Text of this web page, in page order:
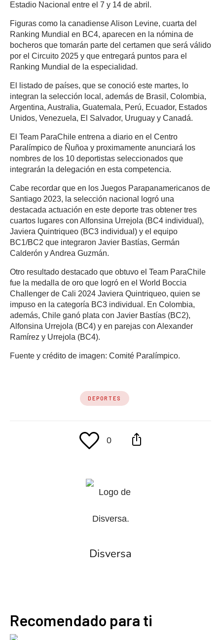
Estadio Nacional entre el 7 y 14 de abril.
Figuras como la canadiense Alison Levine, cuarta del
Ranking Mundial en BC4, aparecen en la nómina de
bocheros que tomarán parte del certamen que será válido
por el Circuito 2025 y que entregará puntos para el
Ranking Mundial de la especialidad.
El listado de países, que se conoció este martes, lo
integran la selección local, además de Brasil, Colombia,
Argentina, Australia, Guatemala, Perú, Ecuador, Estados
Unidos, Venezuela, El Salvador, Uruguay y Canadá.
El Team ParaChile entrena a diario en el Centro
Paralímpico de Ñuñoa y proximamente anunciará los
nombres de los 10 deportistas seleccionados que
integrarán la delegación en esta competencia.
Cabe recordar que en los Juegos Parapanamericanos de
Santiago 2023, la selección nacional logró una
destacada actuación en este deporte tras obtener tres
cuartos lugares con Alfonsina Urrejola (BC4 individual),
Javiera Quintriqueo (BC3 individual) y el equipo
BC1/BC2 que integraron Javier Bastías, Germán
Calderón y Andrea Guzmán.
Otro resultado destacado que obtuvo el Team ParaChile
fue la medalla de oro que logró en el World Boccia
Challenger de Cali 2024 Javiera Quintriqueo, quien se
impuso en la categoría BC3 individual. En Colombia,
además, Chile ganó plata con Javier Bastías (BC2),
Alfonsina Urrejola (BC4) y en parejas con Alexander
Ramírez y Urrejola (BC4).
Fuente y crédito de imagen: Comité Paralímpico.
DEPORTES
0
Disversa
Recomendado para ti